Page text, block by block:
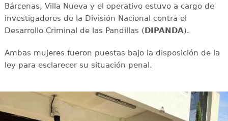
Bárcenas, Villa Nueva y el operativo estuvo a cargo de
investigadores de la División Nacional contra el
Desarrollo Criminal de las Pandillas (DIPANDA).
Ambas mujeres fueron puestas bajo la disposición de la
ley para esclarecer su situación penal.